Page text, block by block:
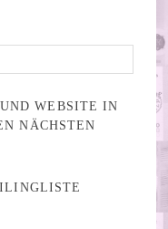
WEBSITE IN
NÄCHSTEN